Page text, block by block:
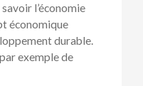
l’économie
économique
durable.
exemple de